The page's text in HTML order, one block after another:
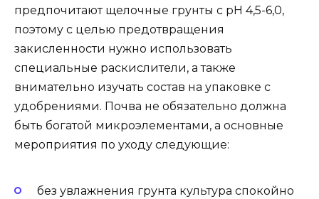
предпочитают щелочные грунты с рH 4,5-6,0,
поэтому с целью предотвращения
закисленности нужно использовать
специальные раскислители, а также
внимательно изучать состав на упаковке с
удобрениями. Почва не обязательно должна
быть богатой микроэлементами, а основные
мероприятия по уходу следующие:
без увлажнения грунта культура спокойно